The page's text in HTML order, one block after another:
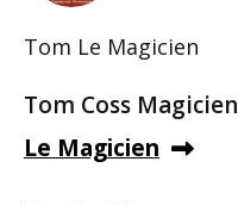
Tom Le Magicien
Tom Coss Magicien
Le Magicien